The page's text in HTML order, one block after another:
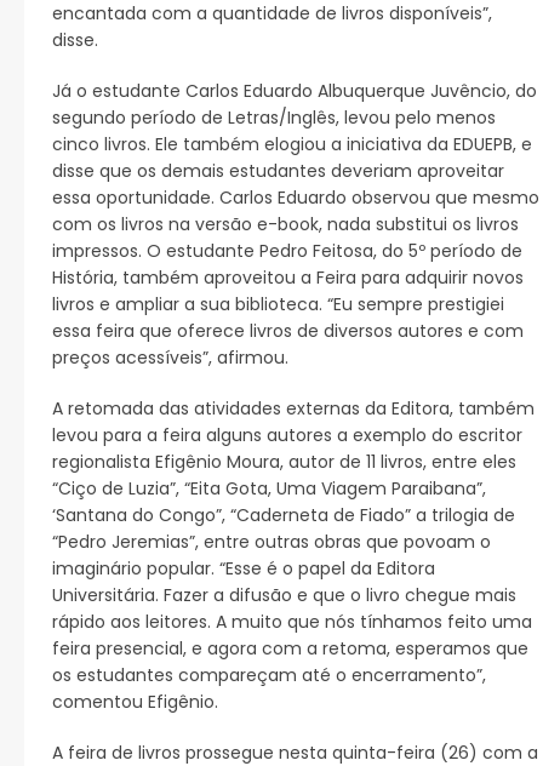
encantada com a quantidade de livros disponíveis”,
disse.
Já o estudante Carlos Eduardo Albuquerque Juvêncio, do
segundo período de Letras/Inglês, levou pelo menos
cinco livros. Ele também elogiou a iniciativa da EDUEPB, e
disse que os demais estudantes deveriam aproveitar
essa oportunidade. Carlos Eduardo observou que mesmo
com os livros na versão e-book, nada substitui os livros
impressos. O estudante Pedro Feitosa, do 5º período de
História, também aproveitou a Feira para adquirir novos
livros e ampliar a sua biblioteca. “Eu sempre prestigiei
essa feira que oferece livros de diversos autores e com
preços acessíveis”, afirmou.
A retomada das atividades externas da Editora, também
levou para a feira alguns autores a exemplo do escritor
regionalista Efigênio Moura, autor de 11 livros, entre eles
“Ciço de Luzia”, “Eita Gota, Uma Viagem Paraibana”,
‘Santana do Congo”, “Caderneta de Fiado” a trilogia de
“Pedro Jeremias”, entre outras obras que povoam o
imaginário popular. “Esse é o papel da Editora
Universitária. Fazer a difusão e que o livro chegue mais
rápido aos leitores. A muito que nós tínhamos feito uma
feira presencial, e agora com a retoma, esperamos que
os estudantes compareçam até o encerramento”,
comentou Efigênio.
A feira de livros prossegue nesta quinta-feira (26) com a